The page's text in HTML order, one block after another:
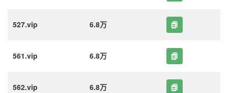
527.vip 6.8万
561.vip 6.8万
562.vip 6.8万